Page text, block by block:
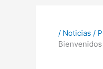
/ Noticias /